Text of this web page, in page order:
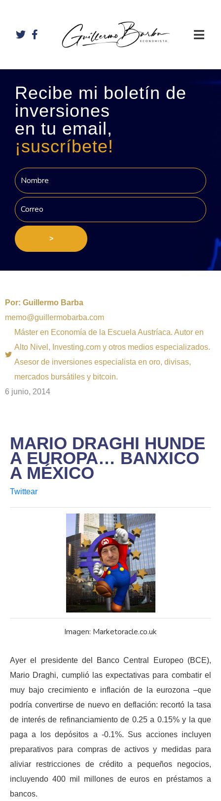
Recibe mi boletín de
inversiones
en tu email,
¡suscríbete!
>
Por: Guillermo Barba
memo@guillermobarba.com
Máster en Economía de la Escuela Austríaca. Autor en
Alto Nivel, Investing.com y otros medios especializados.
Asesor de inversiones especialista en oro, divisas,
mercados bursátiles y bitcoin.
6 junio, 2014
MARIO DRAGHI HUNDE
A EUROPA… BANXICO
A MÉXICO
Twittear
Imagen: Marketoracle.co.uk
Ayer el presidente del Banco Central Europeo (BCE),
Mario Draghi, cumplió las expectativas para combatir el
muy bajo crecimiento e inflación de la eurozona –que
podría convertirse de nuevo en deflación: recortó la tasa
de interés de refinanciamiento de 0.25 a 0.15% y la que
paga a los depósitos a -0.1%. Sus acciones incluyen
preparativos para compras de activos y medidas para
aliviar restricciones de crédito a pequeños negocios,
incluyendo 400 mil millones de euros en préstamos a
bancos.